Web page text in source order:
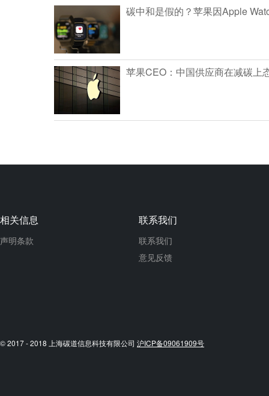
碳中和是假的？苹果因Apple
苹果CEO：中国供应商在减碳上
相关信息
声明条款
联系我们
联系我们
意见反馈
© 2017 - 2018 上海碳道信息科技有限公司 沪ICP备09061909号